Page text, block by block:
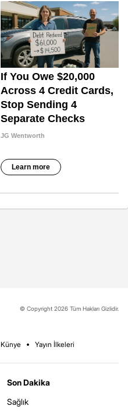
© Copyright 2026 Tüm Hakları Gizlidir.
Künye Yayın İlkeleri
Son Dakika
Sağlık